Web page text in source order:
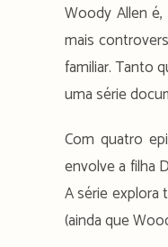
Woody Allen
mais
familiar. Tanto
uma série
Com quatro
envolve a filha
A série explora
(ainda que